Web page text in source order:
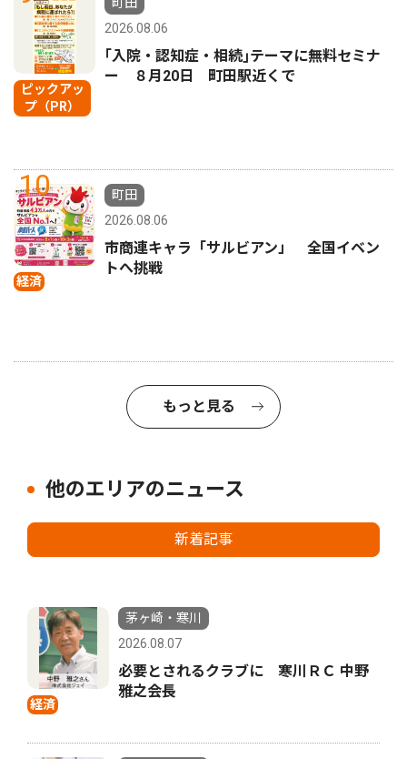
ピックアッ
プ（PR）
町田
2026.08.06
｢入院・認知症・相続｣テーマに無料セミナ
ー ８月20日 町田駅近くで
10
経済
町田
2026.08.06
市商連キャラ「サルビアン」 全国イベン
トへ挑戦
もっと見る
他のエリアのニュース
新着記事
経済
茅ヶ崎・寒川
2026.08.07
必要とされるクラブに 寒川ＲＣ 中野
雅之会長